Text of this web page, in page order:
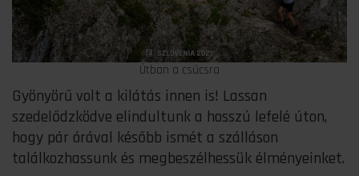
Útban a csúcsra
Gyönyörű volt a kilátás innen is! Lassan
szedelődzködve elindultunk a hosszú lefelé úton,
hogy pár órával később ismét a szálláson
találkozhassunk és megbeszélhessük élményeinket.